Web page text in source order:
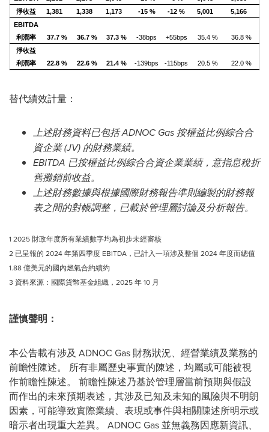
淨收益
1,381 1,338 1,173 -15 % -12 % 5,001 5,166
EBITDA
利潤率
37.7 % 36.7 % 37.3 % -38bps +55bps 35.4 % 36.8 %
淨收益
利潤率
22.8 % 22.6 % 21.4 % -139bps -115bps 20.5 % 22.0 %
替代績效計量：
上述財務資料已包括 ADNOC Gas 按權益比例綜合合
資企業 (JV) 的財務業績。
EBITDA 已按權益比例綜合合資企業業績，意指息稅折
舊攤銷前收益。
上述財務數據與根據國際財務報告準則編製的財務報
表之間的對帳調整，已載於管理層討論及分析報告。
1 2025 財政年度所有業績數字均為初步未經審核
2 已呈報的 2024 年第四季度 EBITDA，已計入一項涉及整個 2024 年度而總值
1.88 億美元的國內燃氣合約續約
3 資料來源：國際貨幣基金組織，2025 年 10 月
謹慎聲明：
本公告載有涉及 ADNOC Gas 財務狀況、經營業績及業務的
前瞻性陳述。 所有非屬歷史事實的陳述，均屬或可能被視
作前瞻性陳述。 前瞻性陳述乃基於管理層當前預期與假設
而作出的未來預期表述，其涉及已知及未知的風險與不明朗
因素，可能導致實際業績、表現或事件與相關陳述所明示或
暗示者出現重大差異。 ADNOC Gas 並無義務因應新資訊、